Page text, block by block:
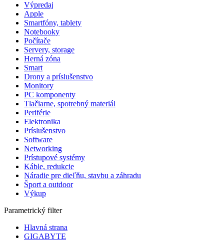
Výpredaj
Apple
Smartfóny, tablety
Notebooky
Počítače
Servery, storage
Herná zóna
Smart
Drony a príslušenstvo
Monitory
PC komponenty
Tlačiarne, spotrebný materiál
Periférie
Elektronika
Príslušenstvo
Software
Networking
Prístupové systémy
Káble, redukcie
Náradie pre dieľňu, stavbu a záhradu
Šport a outdoor
Výkup
Parametrický filter
Hlavná strana
GIGABYTE